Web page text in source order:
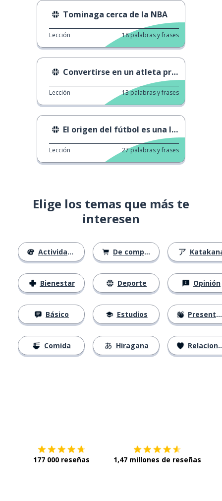
Tominaga cerca de la NBA
Lección 18palabras y frases
Convertirse en un atleta profesional
Lección 13palabras y frases
El origen del fútbol es una locura
Lección 27palabras y frases
Elige los temas que más te
interesen
Actividades
Bienestar
Básico
Comida
De compras
Deporte
Estudios
Hiragana
Opinión
Presentación
Relaciones
177 000 reseñas 1,47 millones de reseñas